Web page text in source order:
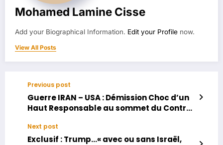
Mohamed Lamine Cisse
Add your Biographical Information. Edit your Profile now.
View All Posts
Previous post
Guerre IRAN – USA : Démission Choc d’un
Haut Responsable au sommet du Contre-
Next post
Exclusif : Trump…« avec ou sans Israël,